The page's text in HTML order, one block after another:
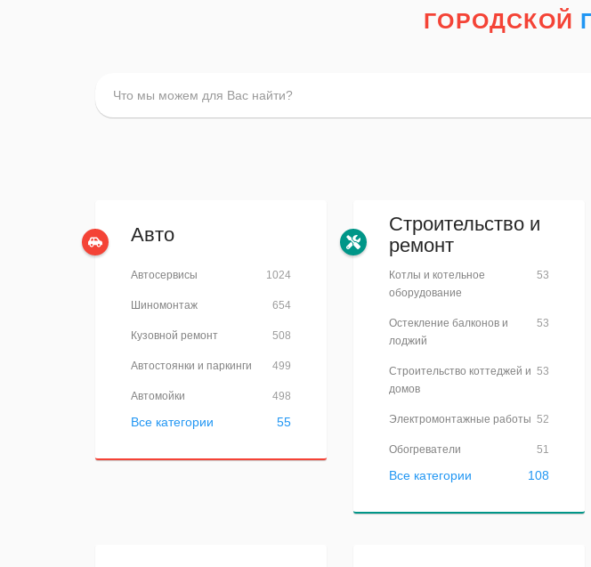
ГОРОДСКОЙ
Авто
1024
Автосервисы
654
Шиномонтаж
508
Кузовной ремонт
499
Автостоянки и паркинги
498
Автомойки
55
Все категории
Строительство и
ремонт
53
Котлы и котельное
оборудование
53
Остекление балконов и
лоджий
53
Строительство коттеджей и
домов
52
Электромонтажные работы
51
Обогреватели
108
Все категории